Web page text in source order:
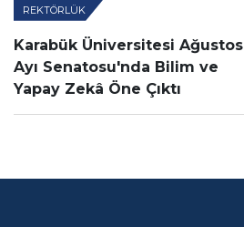
REKTÖRLÜK
Karabük Üniversitesi Ağustos
Ayı Senatosu'nda Bilim ve
Yapay Zekâ Öne Çıktı